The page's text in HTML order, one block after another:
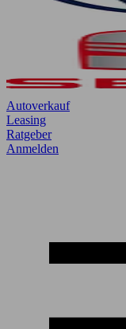
Autoverkauf
Leasing
Ratgeber
Anmelden